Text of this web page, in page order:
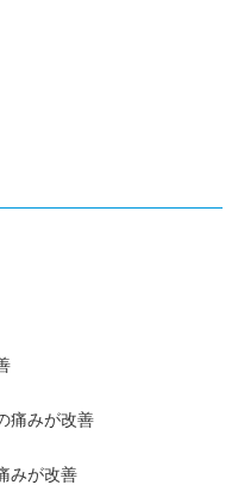
痛みが改善
みが改善